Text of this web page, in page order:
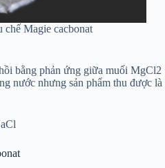
chế Magie cacbonat
bằng phản ứng giữa muối MgCl2
nước nhưng sản phẩm thu được là